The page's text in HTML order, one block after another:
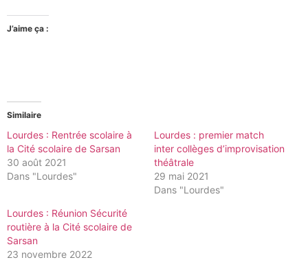
J’aime ça :
Similaire
Lourdes : Rentrée scolaire à
la Cité scolaire de Sarsan
30 août 2021
Dans "Lourdes"
Lourdes : premier match
inter collèges d’improvisation
théâtrale
29 mai 2021
Dans "Lourdes"
Lourdes : Réunion Sécurité
routière à la Cité scolaire de
Sarsan
23 novembre 2022